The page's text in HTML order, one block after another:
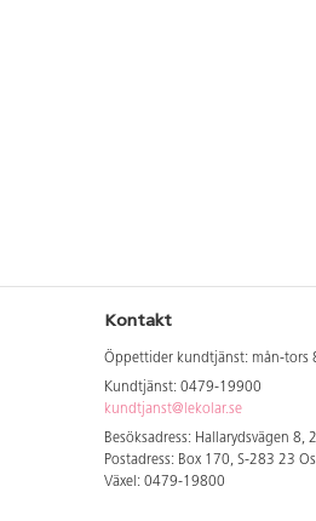
Kontakt
Öppettider kundtjänst: mån-tors
Kundtjänst: 0479-19900
kundtjanst@lekolar.se
Besöksadress: Hallarydsvägen 8,
Postadress: Box 170, S-283 23
Växel: 0479-19800